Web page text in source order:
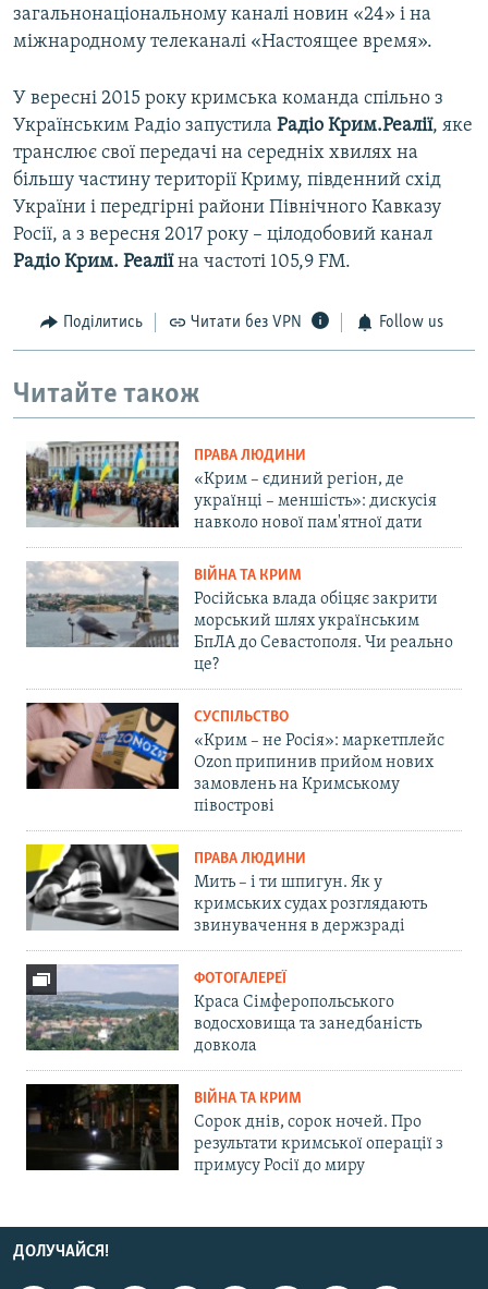
загальнонаціональному каналі новин «24» і на
міжнародному телеканалі «Настоящее время».
У вересні 2015 року кримська команда спільно з
Українським Радіо запустила Радіо Крим.Реалії, яке
транслює свої передачі на середніх хвилях на
більшу частину території Криму, південний схід
України і передгірні райони Північного Кавказу
Росії, а з вересня 2017 року – цілодобовий канал
Радіо Крим. Реаліїна частоті 105,9 FM.
Поділитись Читати без VPN Follow us
Читайте також
ПРАВА ЛЮДИНИ
«Крим – єдиний регіон, де
українці – меншість»: дискусія
навколо нової пам'ятної дати
ВІЙНА ТА КРИМ
Російська влада обіцяє закрити
морський шлях українським
БпЛА до Севастополя. Чи реально
це?
СУСПІЛЬСТВО
«Крим – не Росія»: маркетплейс
Ozon припинив прийом нових
замовлень на Кримському
півострові
ПРАВА ЛЮДИНИ
Мить – і ти шпигун. Як у
кримських судах розглядають
звинувачення в держзраді
ФОТОГАЛЕРЕЇ
Краса Сімферопольського
водосховища та занедбаність
довкола
ВІЙНА ТА КРИМ
Сорок днів, сорок ночей. Про
результати кримської операції з
примусу Росії до миру
ДОЛУЧАЙСЯ!